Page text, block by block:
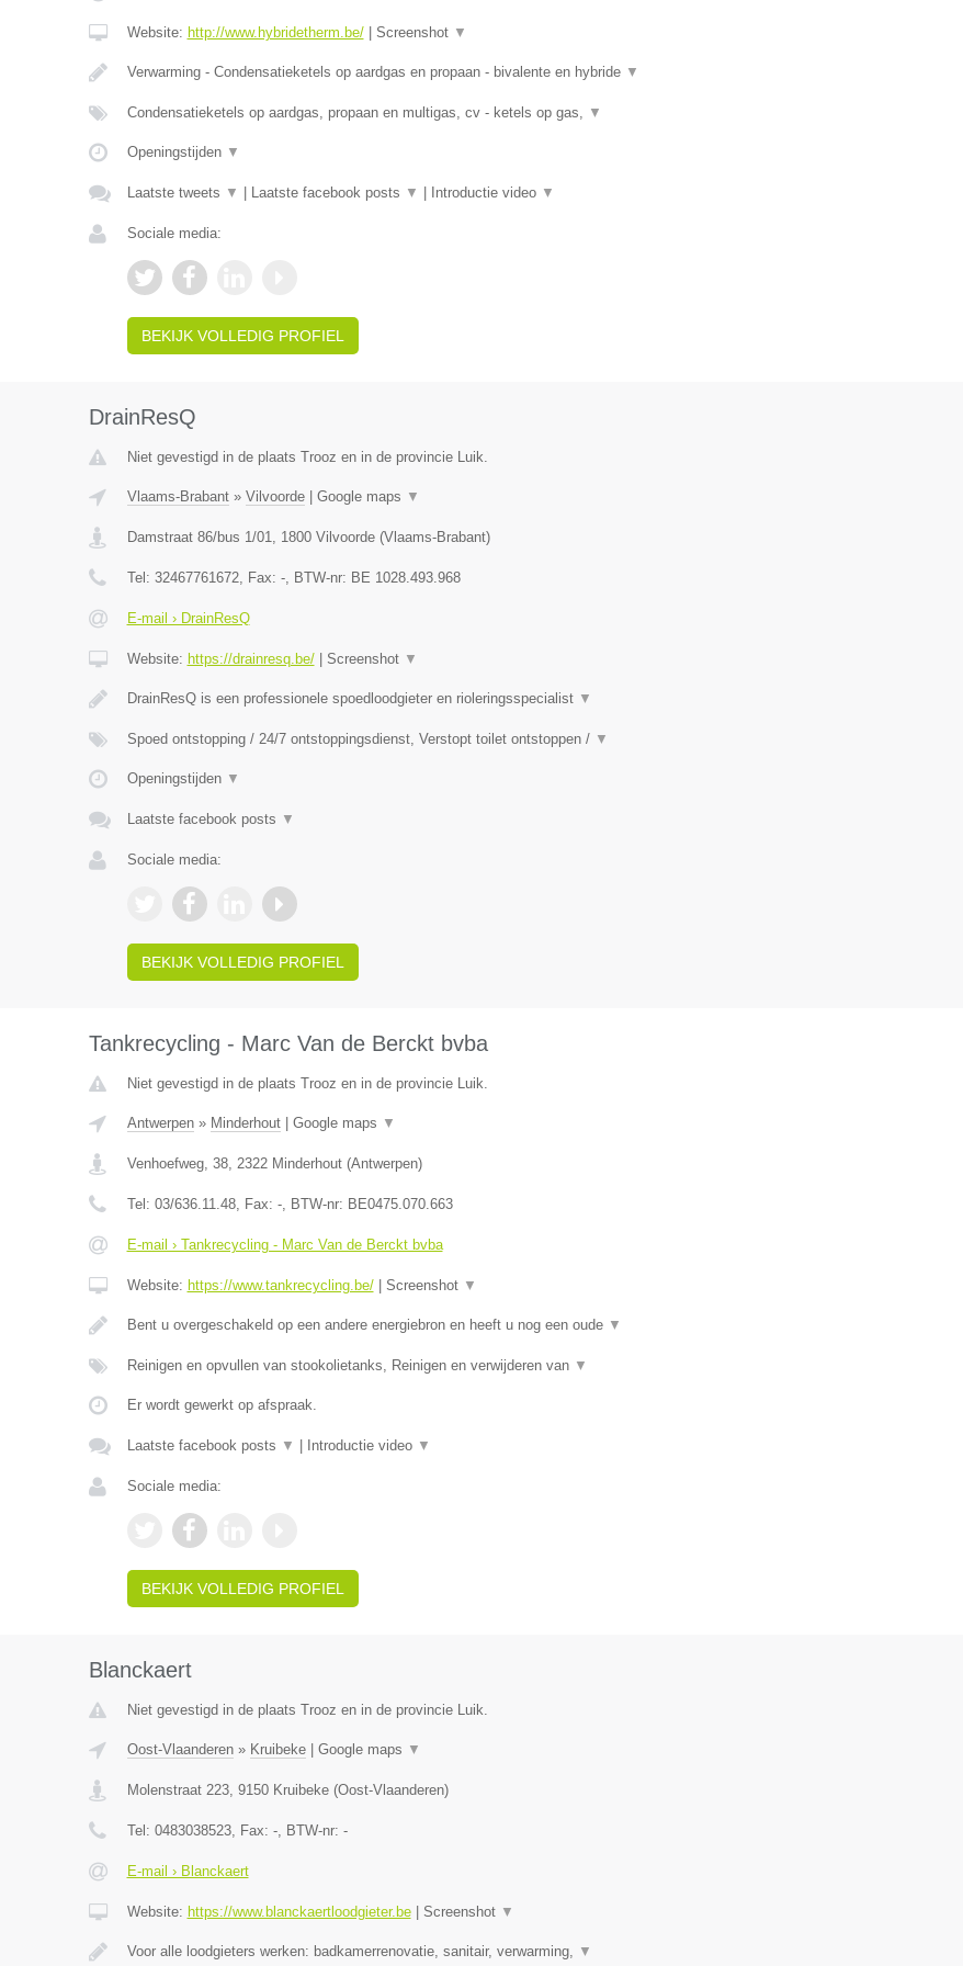
Website: http://www.hybridetherm.be/| Screenshot ▼
Verwarming - Condensatieketels op aardgas en propaan - bivalente en hybride ▼
Condensatieketels op aardgas, propaan en multigas, cv - ketels op gas, ▼
Openingstijden ▼
Laatste tweets ▼ Laatste facebook posts ▼ Introductie video ▼
Sociale media:
BEKIJK VOLLEDIG PROFIEL
DrainResQ
Niet gevestigd in de plaats Trooz en in de provincie Luik.
Vlaams-Brabant» Vilvoorde| Google maps ▼
Damstraat 86/bus 1/01, 1800 Vilvoorde(Vlaams-Brabant)
Tel: 32467761672, Fax: -, BTW-nr: BE 1028.493.968
E-mail › DrainResQ
Website: https://drainresq.be/| Screenshot ▼
DrainResQ is een professionele spoedloodgieter en rioleringsspecialist ▼
Spoed ontstopping / 24/7 ontstoppingsdienst, Verstopt toilet ontstoppen / ▼
Openingstijden ▼
Laatste facebook posts ▼
Sociale media:
BEKIJK VOLLEDIG PROFIEL
Tankrecycling - Marc Van de Berckt bvba
Niet gevestigd in de plaats Trooz en in de provincie Luik.
Antwerpen» Minderhout| Google maps ▼
Venhoefweg, 38, 2322 Minderhout(Antwerpen)
Tel: 03/636.11.48, Fax: -, BTW-nr: BE0475.070.663
E-mail › Tankrecycling - Marc Van de Berckt bvba
Website: https://www.tankrecycling.be/| Screenshot ▼
Bent u overgeschakeld op een andere energiebron en heeft u nog een oude ▼
Reinigen en opvullen van stookolietanks, Reinigen en verwijderen van ▼
Er wordt gewerkt op afspraak.
Laatste facebook posts ▼ Introductie video ▼
Sociale media:
BEKIJK VOLLEDIG PROFIEL
Blanckaert
Niet gevestigd in de plaats Trooz en in de provincie Luik.
Oost-Vlaanderen» Kruibeke| Google maps ▼
Molenstraat 223, 9150 Kruibeke(Oost-Vlaanderen)
Tel: 0483038523, Fax: -, BTW-nr: -
E-mail › Blanckaert
Website: https://www.blanckaertloodgieter.be| Screenshot ▼
Voor alle loodgieters werken: badkamerrenovatie, sanitair, verwarming, ▼